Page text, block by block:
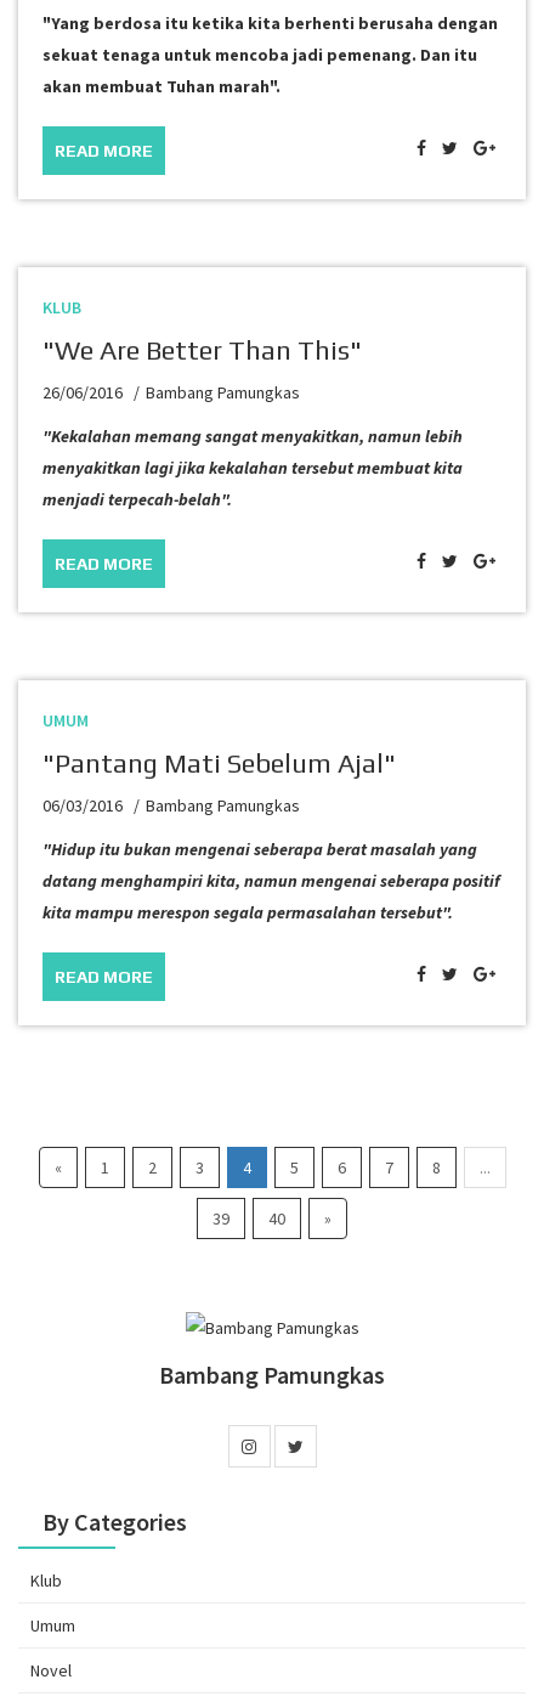
"Yang berdosa itu ketika kita berhenti berusaha dengan
sekuat tenaga untuk mencoba jadi pemenang. Dan itu
akan membuat Tuhan marah".
READ MORE
KLUB
"We Are Better Than This"
26/06/2016
Bambang Pamungkas
"Kekalahan memang sangat menyakitkan, namun lebih
menyakitkan lagi jika kekalahan tersebut membuat kita
menjadi terpecah-belah".
READ MORE
UMUM
"Pantang Mati Sebelum Ajal"
06/03/2016
Bambang Pamungkas
"Hidup itu bukan mengenai seberapa berat masalah yang
datang menghampiri kita, namun mengenai seberapa positif
kita mampu merespon segala permasalahan tersebut".
READ MORE
« 1 2 3 4 5 6 7 8 ...
39 40 »
Bambang Pamungkas
By Categories
Klub
Umum
Novel